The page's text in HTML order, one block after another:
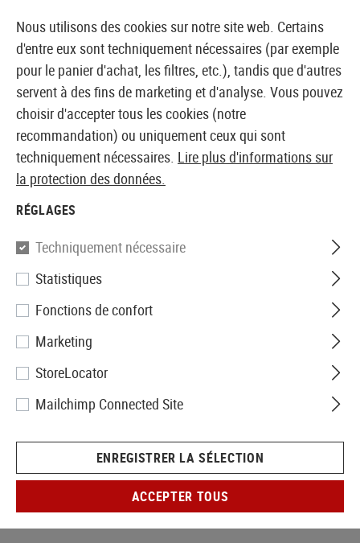
BOUTIQUE ET GROSSISTE EUROPÉEN AIRSOFT
Accueil Equipments Équipement de protection et
ESS
Striker XT Tactical Goggle
Nous utilisons des cookies sur notre site web. Certains
d'entre eux sont techniquement nécessaires (par exemple
pour le panier d'achat, les filtres, etc.), tandis que d'autres
servent à des fins de marketing et d'analyse. Vous pouvez
choisir d'accepter tous les cookies (notre
recommandation) ou uniquement ceux qui sont
techniquement nécessaires. Lire plus d'informations sur
la protection des données.
RÉGLAGES
Techniquement nécessaire
Statistiques
Fonctions de confort
Marketing
StoreLocator
Mailchimp Connected Site
ENREGISTRER LA SÉLECTION
ACCEPTER TOUS